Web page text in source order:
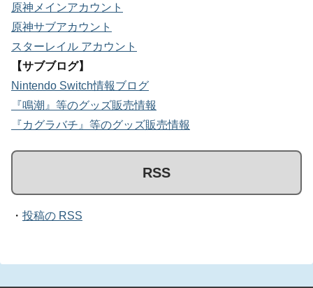
原神メインアカウント
原神サブアカウント
スターレイル アカウント
【サブブログ】
Nintendo Switch情報ブログ
『鳴潮』等のグッズ販売情報
『カグラバチ』等のグッズ販売情報
RSS
・ 投稿の RSS